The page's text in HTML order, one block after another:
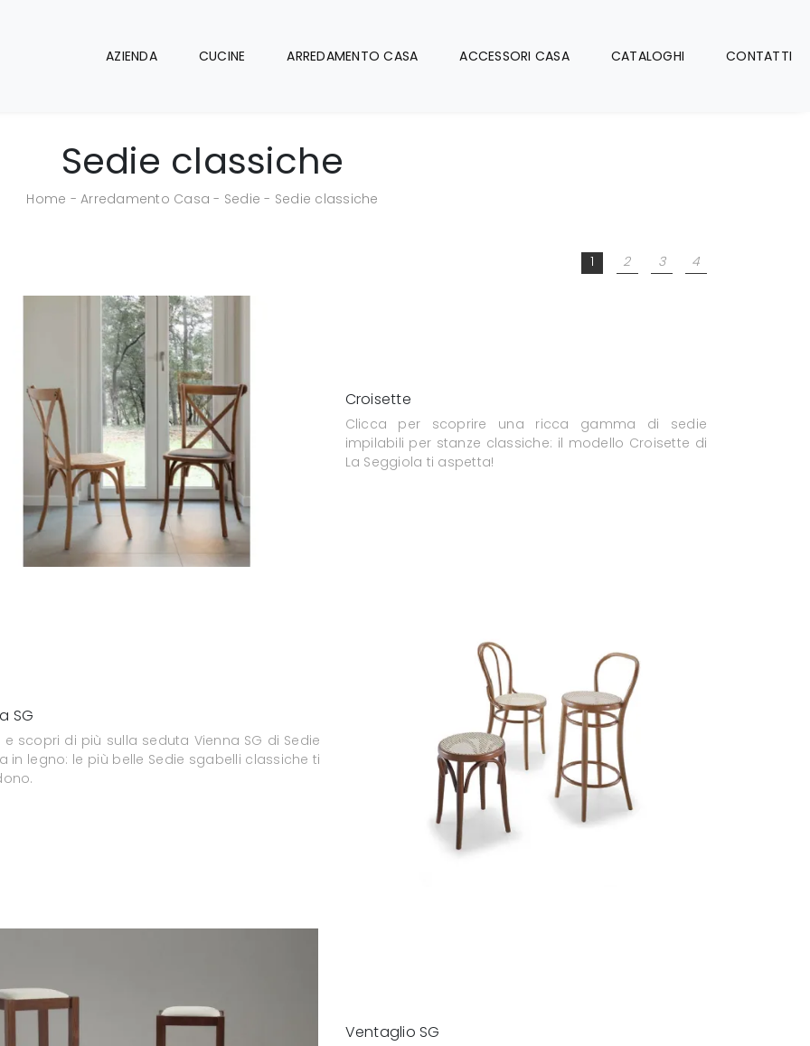
AZIENDA CUCINE ARREDAMENTO CASA ACCESSORI CASA CATALOGHI CONTATTI
Sedie classiche
Home -Arredamento Casa - Sedie - Sedie classiche
1 2 3 4
Croisette
Clicca per scoprire una ricca gamma di sedie
impilabili per stanze classiche: il modello Croisette di
La Seggiola ti aspetta!
SG
e scopri di più sulla seduta Vienna SG di Sedie
in legno: le più belle Sedie sgabelli classiche ti
Ventaglio SG